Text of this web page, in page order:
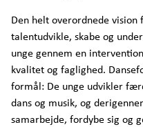
Den helt overordnede
talentudvikle, skabe og
unge gennem en
kvalitet og faglighed.
formål: De unge udvikler
dans og musik, og
samarbejde, fordybe sig og